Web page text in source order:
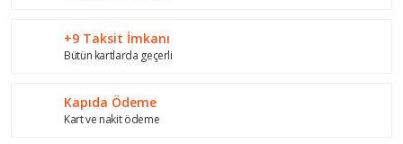
+9 Taksit İmkanı
Bütün kartlarda geçerli
Kapıda Ödeme
Kart ve nakit ödeme